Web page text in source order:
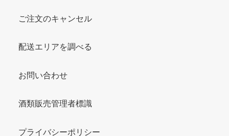
ご注文のキャンセル
配送エリアを調べる
お問い合わせ
酒類販売管理者標識
プライバシーポリシー